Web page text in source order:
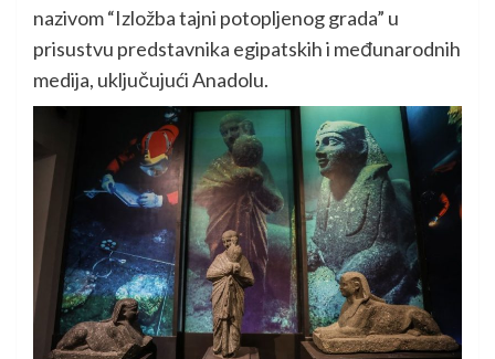
nazivom “Izložba tajni potopljenog grada” u
prisustvu predstavnika egipatskih i međunarodnih
medija, uključujući Anadolu.